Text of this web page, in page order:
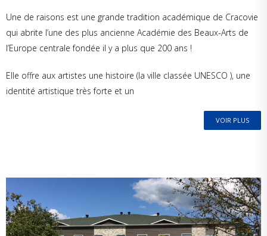
Une de raisons est une grande tradition académique de Cracovie
qui abrite l’une des plus ancienne Académie des Beaux-Arts de
l’Europe centrale fondée il y a plus que 200 ans !
Elle offre aux artistes une histoire (la ville classée UNESCO ), une
identité artistique très forte et un
VOIR PLUS